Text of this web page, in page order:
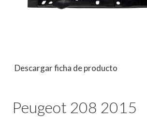
Descargar ficha de producto
Peugeot 208 2015